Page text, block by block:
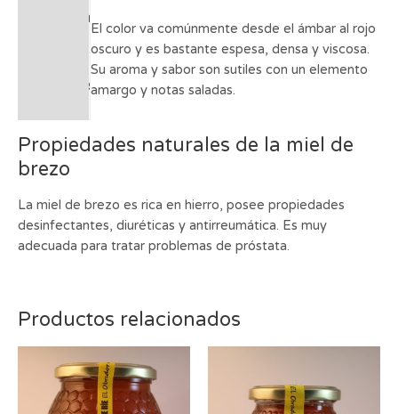
Información
Valoraciones
El color va comúnmente desde el ámbar al rojo
oscuro y es bastante espesa, densa y viscosa.
Su aroma y sabor son sutiles con un elemento
amargo y notas saladas.
Propiedades naturales de la miel de
brezo
La miel de brezo es rica en hierro, posee propiedades
desinfectantes, diuréticas y antirreumática. Es muy
adecuada para tratar problemas de próstata.
Productos relacionados